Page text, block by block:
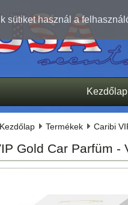
sütiket használ a
Kezdőlap
Kezdőlap Termékek Caribi
Gold Car Parfüm -